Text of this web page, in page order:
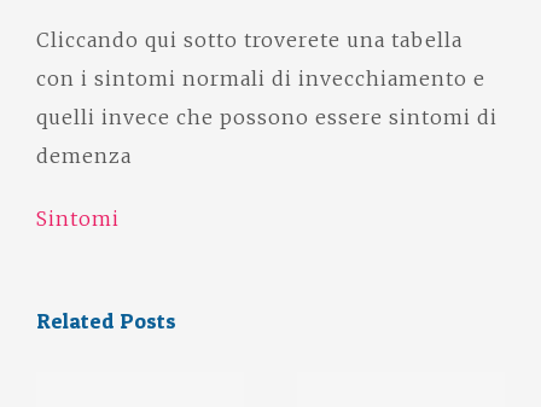
Cliccando qui sotto troverete una tabella
con i sintomi normali di invecchiamento e
quelli invece che possono essere sintomi di
demenza
Sintomi
Related Posts